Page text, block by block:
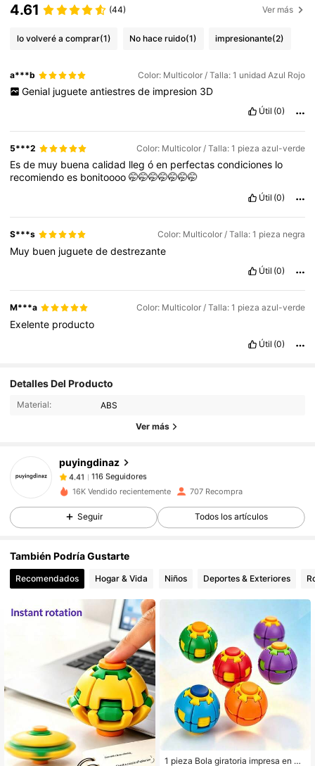
4.61 (44) Ver más
lo volveré a comprar(1) No hace ruido(1) impresionante(2)
a***b Color: Multicolor / Talla: 1 unidad Azul Rojo
Genial juguete antiestres de impresion 3D
Útil (0)
5***2 Color: Multicolor / Talla: 1 pieza azul-verde
Esde muy buenacalidad llegóen perfectascondiciones lo
recomiendoes bonitoooo🤭🤭🤭🤭🤭🤭🤭
Útil (0)
S***s Color: Multicolor / Talla: 1 pieza negra
Muy buen juguetededestrezante
Útil (0)
M***a Color: Multicolor / Talla: 1 pieza azul-verde
Exelente producto
Útil (0)
Detalles Del Producto
Material: ABS
Ver más
puyingdinaz
4.41
116 Seguidores
e***eseguidoHace 1 día
4.41
116 Seguidores
4.41 116 Seguidores
4.41 116 Seguidores
4.41 116 Seguidores
4.41 116 Seguidores
16K Vendido recientemente 707 Recompra
Seguir Todos los artículos
También Podría Gustarte
Recomendados Hogar & Vida Niños Deportes & Exteriores
1 pieza Bola giratoria impresa en 3